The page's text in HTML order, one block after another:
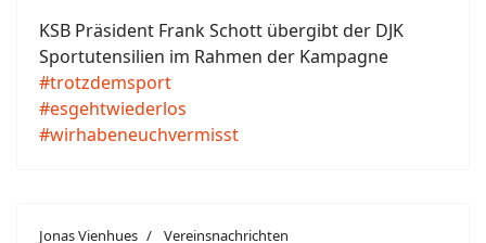
KSB Präsident Frank Schott übergibt der DJK
Sportutensilien im Rahmen der Kampagne
#trotzdemsport
#esgehtwiederlos
#wirhabeneuchvermisst
Jonas Vienhues Vereinsnachrichten